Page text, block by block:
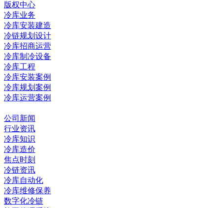
版权中心
冷库业务
冷库安装建造
冷链规划设计
冷库招商运营
冷库制冷设备
冷库工程
冷库安装案例
冷库规划案例
冷库运营案例
公司新闻
行业资讯
冷库知识
冷库造价
焦点时刻
冷链资讯
冷库自动化
冷库维修保养
数字化冷链